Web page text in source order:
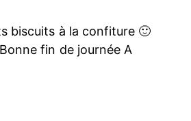
biscuits à la confiture 🙂
fin de journée A